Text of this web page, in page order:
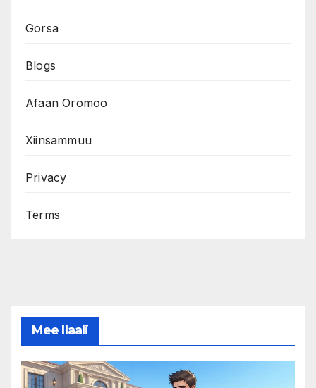
Gorsa
Blogs
Afaan Oromoo
Xiinsammuu
Privacy
Terms
Mee Ilaali